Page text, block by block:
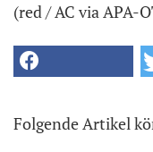
(red / AC via APA-
Folgende Artikel